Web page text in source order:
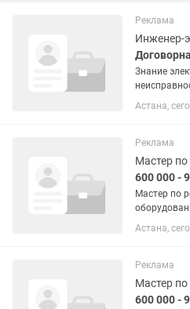
Реклама
Знание
Астана,
Реклама
600 000 -
Мастер по
месяц на
Астана ·
Лидер
Астана,
Реклама
600 000 -